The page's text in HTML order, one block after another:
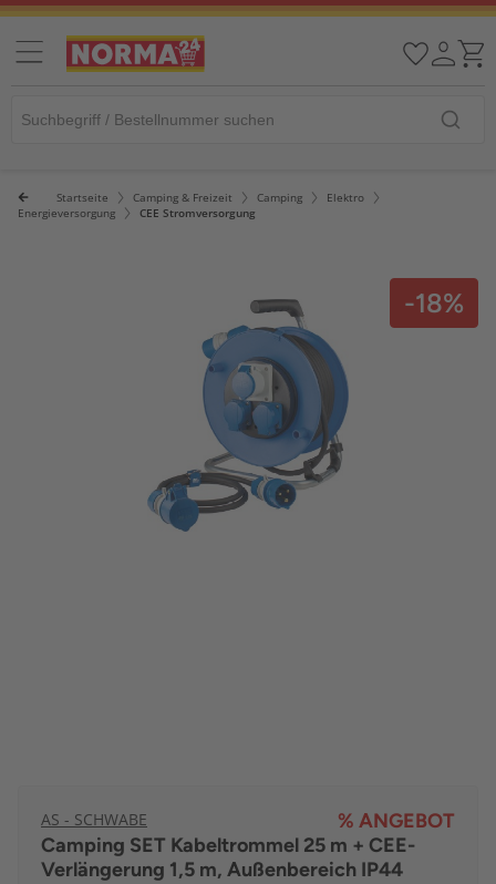
Startseite Camping & Freizeit Camping
Elektro
Energieversorgung
CEE Stromversorgung
-18%
AS - SCHWABE
% ANGEBOT
Camping SET Kabeltrommel 25 m + CEE-
Verlängerung 1,5 m, Außenbereich IP44